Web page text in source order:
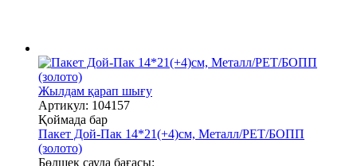
Жылдам қарап шығу
Артикул: 104157
Қоймада бар
Пакет Дой-Пак 14*21(+4)см, Металл/PET/БОПП
(золото)
Бөлшек сауда бағасы: